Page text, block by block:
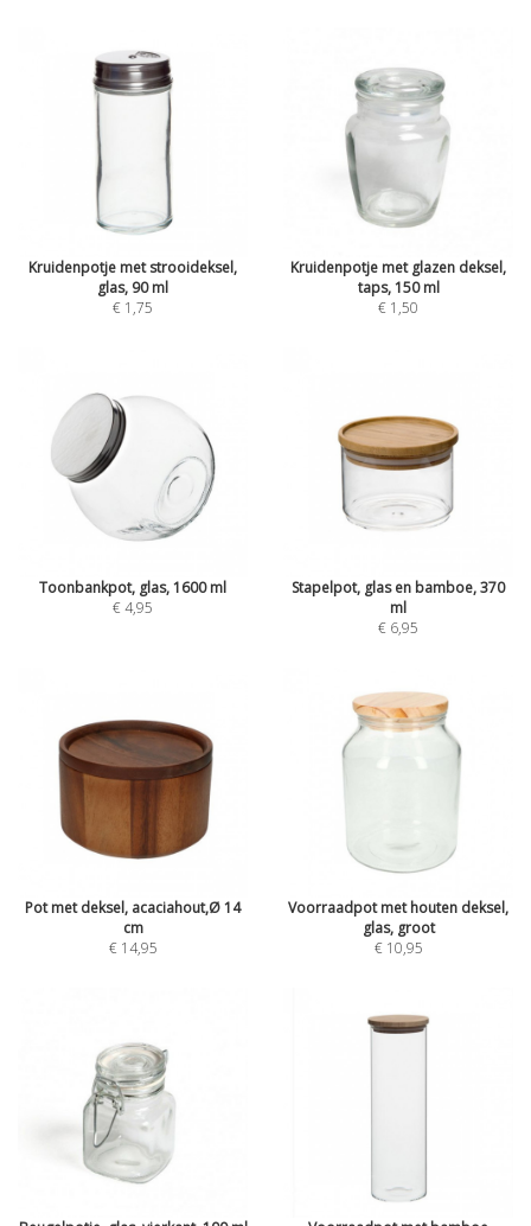
Kruidenpotje met strooideksel,
glas, 90 ml
€ 1,75
Kruidenpotje met glazen deksel,
taps, 150 ml
€ 1,50
Toonbankpot, glas, 1600 ml
€ 4,95
Stapelpot, glas en bamboe, 370
ml
€ 6,95
Pot met deksel, acaciahout,Ø 14
cm
€ 14,95
Voorraadpot met houten deksel,
glas, groot
€ 10,95